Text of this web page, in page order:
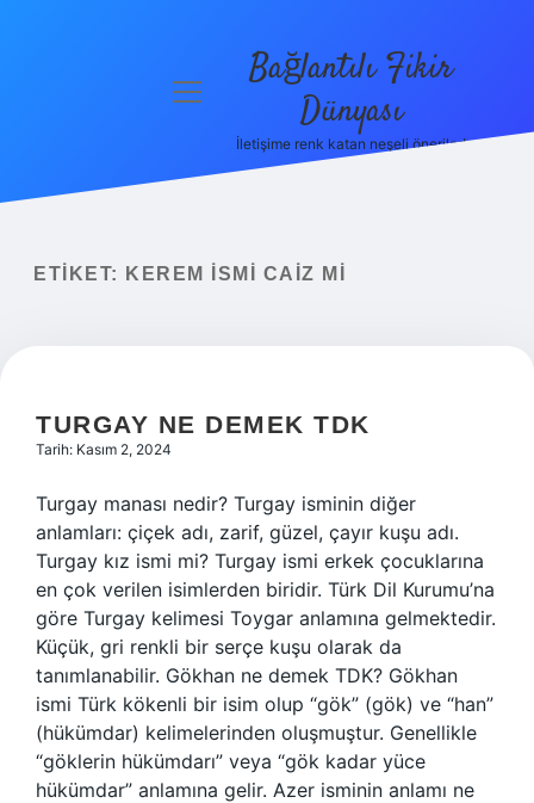
menüyü
Bağlantılı Fikir
Dünyası
İletişime renk katan neşeli öneriler!
ETIKET: KEREM ISMI CAIZ MI
TURGAY NE DEMEK TDK
Tarih: Kasım 2, 2024
Turgay manası nedir? Turgay isminin diğer
anlamları: çiçek adı, zarif, güzel, çayır kuşu adı.
Turgay kız ismi mi? Turgay ismi erkek çocuklarına
en çok verilen isimlerden biridir. Türk Dil Kurumu’na
göre Turgay kelimesi Toygar anlamına gelmektedir.
Küçük, gri renkli bir serçe kuşu olarak da
tanımlanabilir. Gökhan ne demek TDK? Gökhan
ismi Türk kökenli bir isim olup “gök” (gök) ve “han”
(hükümdar) kelimelerinden oluşmuştur. Genellikle
“göklerin hükümdarı” veya “gök kadar yüce
hükümdar” anlamına gelir. Azer isminin anlamı ne